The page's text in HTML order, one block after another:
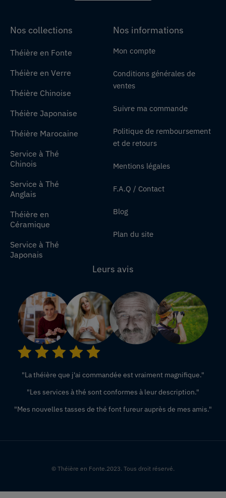
Nos collections
Théière en Fonte
Théière en Verre
Théière Chinoise
Théière Japonaise
Théière Marocaine
Service à Thé
Chinois
Service à Thé
Anglais
Théière en
Céramique
Service à Thé
Japonais
Nos informations
Mon compte
Conditions générales de
ventes
Suivre ma commande
Politique de remboursement
et de retours
Mentions légales
F.A.Q / Contact
Blog
Plan du site
Leurs avis
"La théière que j'ai commandée est vraiment magnifique."
"Les services à thé sont conformes à leur description."
"Mes nouvelles tasses de thé font fureur auprès de mes amis."
© Théière en Fonte.2023. Tous droit réservé.